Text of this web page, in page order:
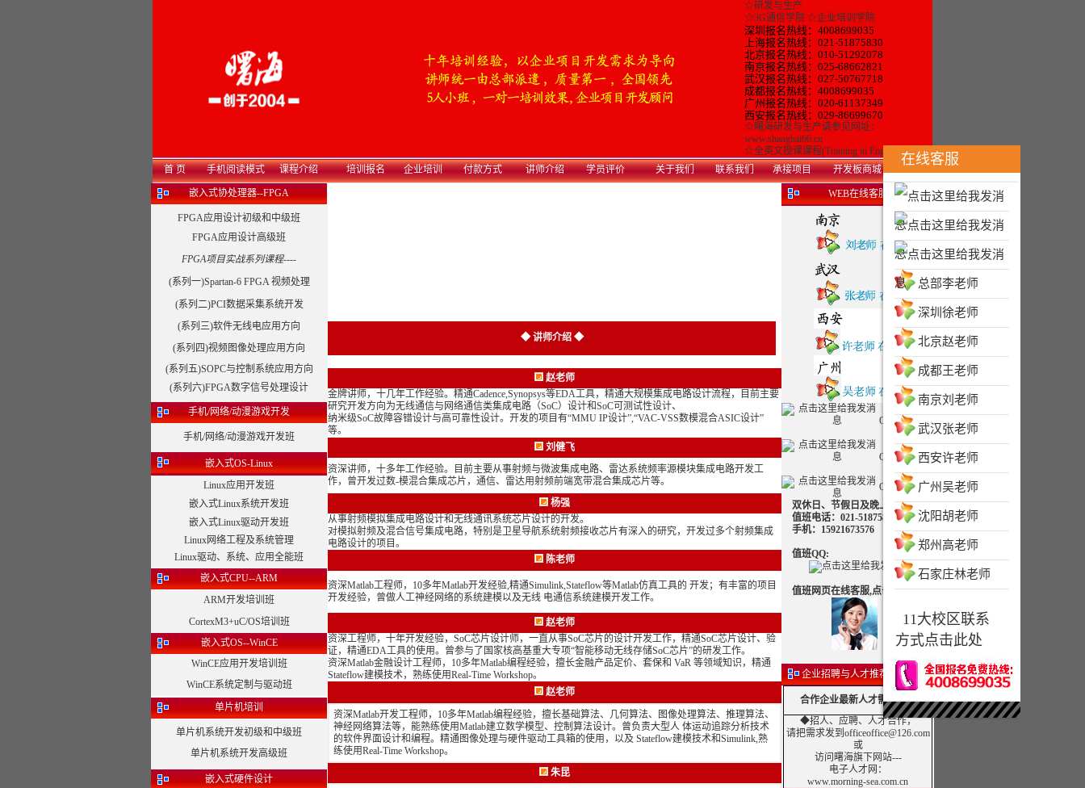
☆研发与生产
☆3G通信学院 ☆企业培训学院
深圳报名热线：4008699035
上海报名热线：021-51875830
北京报名热线：010-51292078
南京报名热线：025-68662821
武汉报名热线：027-50767718
成都报名热线：4008699035
广州报名热线： 020-61137349
西安报名热线： 029-86699670
☆曙海研发与生产请参见网址：
www.shanghai66.cn
☆全英文授课课程(Training in English)
首 页
手机阅读模式 课程介绍 培训报名 企业培训 付款方式 讲师介绍 学员评价 关于我们 联系我们 承接项目 开发板商城
嵌入式协处理器--FPGA
FPGA应用设计初级和中级班
FPGA应用设计高级班
FPGA项目实战系列课程----
(系列一)Spartan-6 FPGA 视频处理
(系列二)PCI数据采集系统开发
(系列三)软件无线电应用方向
(系列四)视频图像处理应用方向
(系列五)SOPC与控制系统应用方向
(系列六)FPGA数字信号处理设计
手机/网络/动漫游戏开发
手机/网络/动漫游戏开发班
嵌入式OS-Linux
Linux应用开发班
嵌入式Linux系统开发班
嵌入式Linux驱动开发班
Linux网络工程及系统管理
Linux驱动、系统、应用全能班
嵌入式CPU--ARM
ARM开发培训班
CortexM3+uC/OS培训班
嵌入式OS--WinCE
WinCE应用开发培训班
WinCE系统定制与驱动班
单片机培训
单片机系统开发初级和中级班
单片机系统开发高级班
嵌入式硬件设计
WEB在线客服
QQ客服一
QQ客服二
QQ客服三
双休日、节假日及晚上可致电
值班电话：021-51875830 值班
手机：15921673576
值班QQ:
值班网页在线客服,点击交谈：
企业招聘与人才推荐(免费)
合作企业最新人才需求公告
◆招人、应聘、人才合作，
请把需求发到officeoffice@126.com
或
访问曙海旗下网站---
电子人才网 ：
www.morning-sea.com.cn
◆讲师介绍 ◆
赵老师
金牌讲师，十几年工作经验。精通Cadence,Synopsys等EDA工具，精通大规模集成电路设计流程，目前主要
研究开发方向为无线通信与网络通信类集成电路（SoC）设计和SoC可测试性设计、
纳米级SoC故障容错设计与高可靠性设计。开发的项目有“MMU IP设计”,“VAC-VSS数模混合ASIC设计”
等。
刘健飞
资深讲师，十多年工作经验。目前主要从事射频与微波集成电路、雷达系统频率源模块集成电路开发工
作，曾开发过数-模混合集成芯片，通信、雷达用射频前端宽带混合集成芯片等。
杨强
从事射频模拟集成电路设计和无线通讯系统芯片设计的开发。
对模拟射频及混合信号集成电路，特别是卫星导航系统射频接收芯片有深入的研究，开发过多个射频集成
电路设计的项目。
陈老师
资深Matlab工程师，10多年Matlab开发经验,精通Simulink,Stateflow等Matlab仿真工具的 开发；有丰富的项目
开发经验，曾做人工神经网络的系统建模以及无线 电通信系统建模开发工作。
赵老师
资深工程师，十年开发经验，SoC芯片设计师，一直从事SoC芯片的设计开发工作，精通SoC芯片设计、验
证，精通EDA工具的使用。曾参与了国家核高基重大专项“智能移动无线存储SoC芯片”的研发工作。
资深Matlab金融设计工程师，10多年Matlab编程经验，擅长金融产品定价、套保和 VaR 等领域知识，精通
Stateflow建模技术，熟练使用Real-Time Workshop。
赵老师
资深Matlab开发工程师，10多年Matlab编程经验，擅长基础算法、几何算法、图像处理算法、推理算法、
神经网络算法等，能熟练使用Matlab建立数学模型、控制算法设计。曾负责大型人 体运动追踪分析技术
的软件界面设计和编程。精通图像处理与硬件驱动工具箱的使用，以及 Stateflow建模技术和Simulink,熟
练使用Real-Time Workshop。
朱昆
在线客服
总部李老师
深圳徐老师
北京赵老师
成都王老师
南京刘老师
武汉张老师
西安许老师
广州吴老师
沈阳胡老师
郑州高老师
石家庄林老师
11大校区联系
方式点击此处